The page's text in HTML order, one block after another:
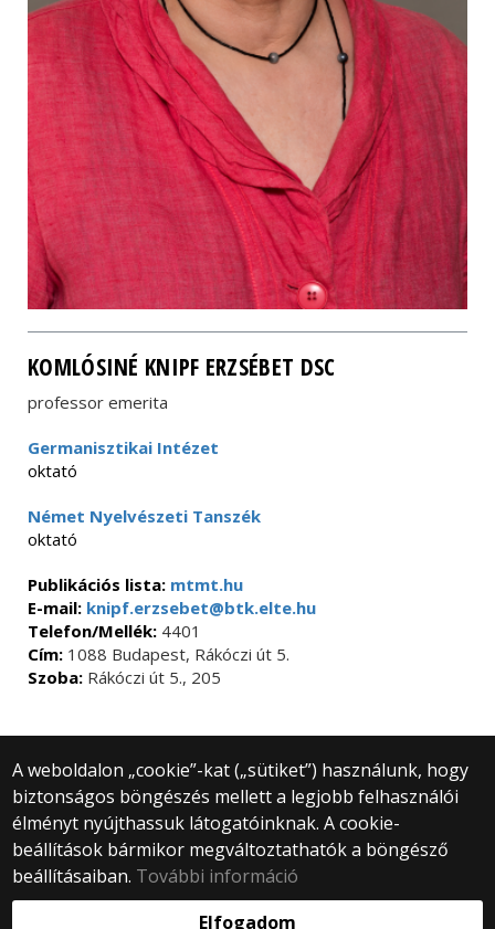
KOMLÓSINÉ KNIPF ERZSÉBET DSC
professor emerita
Germanisztikai Intézet
oktató
Német Nyelvészeti Tanszék
oktató
Publikációs lista: mtmt.hu
E-mail: knipf.erzsebet@btk.elte.hu
Telefon/Mellék: 4401
Cím: 1088 Budapest, Rákóczi út 5.
Szoba: Rákóczi út 5., 205
A weboldalon „cookie”-kat („sütiket”) használunk, hogy
biztonságos böngészés mellett a legjobb felhasználói
élményt nyújthassuk látogatóinknak. A cookie-
beállítások bármikor megváltoztathatók a böngésző
beállításaiban. További információ
Elfogadom
© 2025 Eötvös Loránd Tudományegyetem
Minden jog fenntartva.
1053 Budapest, Egyetem tér 1–3.
Központi telefonszám: +36 1 411 6500
Webfejlesztés: